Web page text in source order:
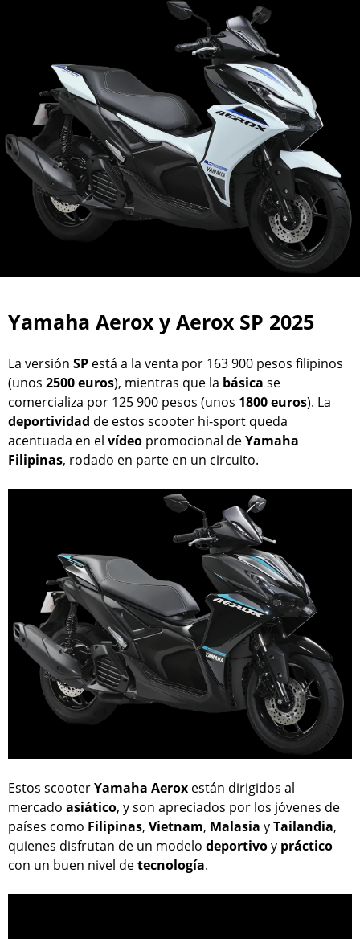
Yamaha Aerox y Aerox SP 2025
La versión SP está a la venta por 163 900 pesos filipinos
(unos 2500 euros), mientras que la básica se
comercializa por 125 900 pesos (unos 1800 euros). La
deportividad de estos scooter hi-sport queda
acentuada en el vídeo promocional deYamaha
Filipinas, rodado en parte en un circuito.
Estos scooterYamaha Aerox están dirigidos al
mercado asiático, y son apreciados por los jóvenes de
países como Filipinas, Vietnam, Malasia yTailandia,
quienes disfrutan de un modelo deportivoy práctico
con un buen nivel detecnología.